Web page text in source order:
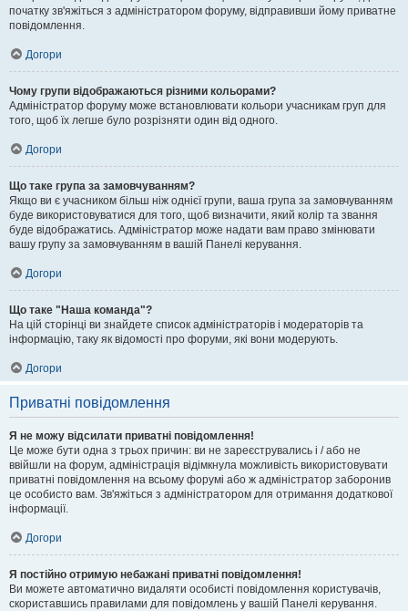
початку зв'яжіться з адміністратором форуму, відправивши йому приватне
повідомлення.
Догори
Чому групи відображаються різними кольорами?
Адміністратор форуму може встановлювати кольори учасникам груп для
того, щоб їх легше було розрізняти один від одного.
Догори
Що таке група за замовчуванням?
Якщо ви є учасником більш ніж однієї групи, ваша група за замовчуванням
буде використовуватися для того, щоб визначити, який колір та звання
буде відображатись. Адміністратор може надати вам право змінювати
вашу групу за замовчуванням в вашій Панелі керування.
Догори
Що таке "Наша команда"?
На цій сторінці ви знайдете список адміністраторів і модераторів та
інформацію, таку як відомості про форуми, які вони модерують.
Догори
Приватні повідомлення
Я не можу відсилати приватні повідомлення!
Це може бути одна з трьох причин: ви не зареєструвались і / або не
ввійшли на форум, адміністрація відімкнула можливість використовувати
приватні повідомлення на всьому форумі або ж адміністратор заборонив
це особисто вам. Зв'яжіться з адміністратором для отримання додаткової
інформації.
Догори
Я постійно отримую небажані приватні повідомлення!
Ви можете автоматично видаляти особисті повідомлення користувачів,
скориставшись правилами для повідомлень у вашій Панелі керування.